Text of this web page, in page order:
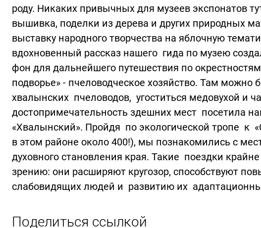
роду. Никаких привычных для музеев экспонатов
вышивка, поделки из дерева и других природных
выставку народного творчества на яблочную
вдохновенный рассказ нашего гида по музею
фон для дальнейшего путешествия по
подворье» - пчеловодческое хозяйство. Там можно
хвалынских пчеловодов, угоститься медовухой и
достопримечательность здешних мест посетила
«Хвалынский». Пройдя по экологической тропе к
в этом районе около 400!), мы познакомились с
духовного становления края. Такие поездки
зрению: они расширяют кругозор, способствуют
слабовидящих людей и развитию их
Поделиться ссылкой